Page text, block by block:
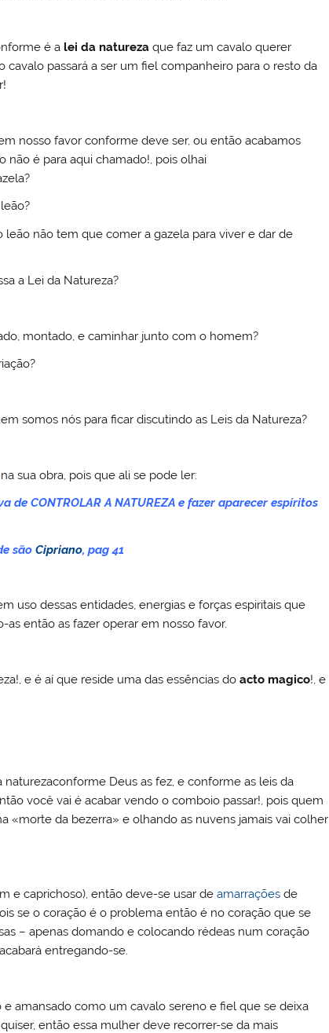
é a lei da natureza que faz um cavalo querer
passará a ser um fiel companheiro para o resto da
nosso favor conforme deve ser, ou então acabamos
é para aqui chamado!, pois olhai
leão não tem que comer a gazela para viver e dar de
a Lei da Natureza?
montado, e caminhar junto com o homem?
somos nós para ficar discutindo as Leis da Natureza?
na sua obra, pois que ali se pode ler:
CONTROLAR A NATUREZA e fazer aparecer espíritos
sãoCipriano, pag 41
uso dessas entidades, energias e forças espiritais que
então as fazer operar em nosso favor.
e é aí que reside uma das essências doacto magico!, e
Deus as fez, e conforme as leis da
você vai é acabar vendo o comboio passar!, pois quem
«morte da bezerra» e olhando as nuvens jamais vai colher
e caprichoso), então deve-se usar deamarrações de
se o coração é o problema então é no coração que se
– apenas domando e colocando rédeas num coração
entregando-se.
amansado como um cavalo sereno e fiel que se deixa
então essa mulher deve recorrer-se da mais